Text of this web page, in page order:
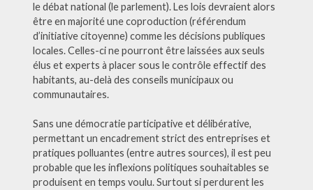
le débat national (le parlement). Les lois devraient alors
être en majorité une coproduction (référendum
d’initiative citoyenne) comme les décisions publiques
locales. Celles-ci ne pourront être laissées aux seuls
élus et experts à placer sous le contrôle effectif des
habitants, au-delà des conseils municipaux ou
communautaires.
Sans une démocratie participative et délibérative,
permettant un encadrement strict des entreprises et
pratiques polluantes (entre autres sources), il est peu
probable que les inflexions politiques souhaitables se
produisent en temps voulu. Surtout si perdurent les